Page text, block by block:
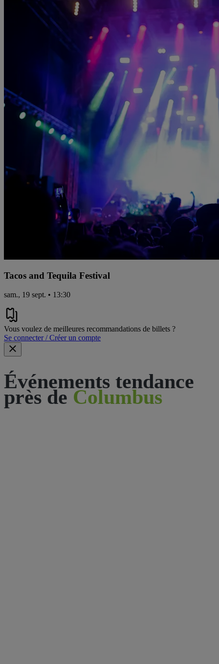
Tacos and Tequila Festival
sam., 19 sept. • 13:30
Vous voulez de meilleures recommandations de billets ?
Se connecter / Créer un compte
Événements tendance
près de Columbus